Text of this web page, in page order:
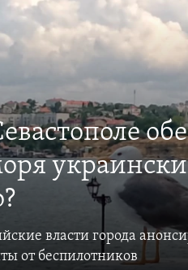
власти города
от беспилотников